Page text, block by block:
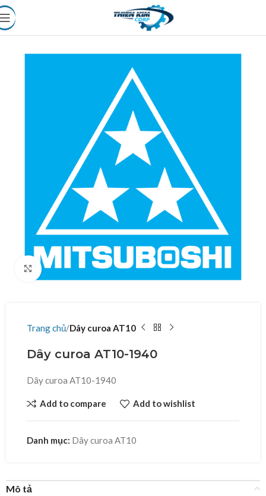
Click to enlarge
Trang chủ Dây curoa AT10
Dây curoa AT10-1940
Dây curoa AT10-1940
Add to compare Add to wishlist
Danh mục: Dây curoa AT10
Mô tả